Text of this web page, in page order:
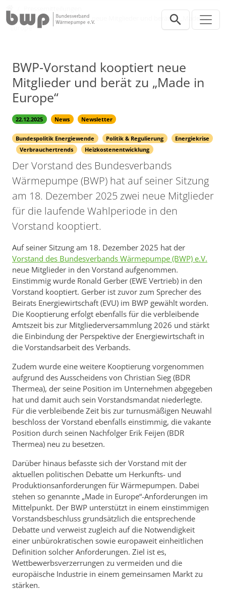
BWP-Vorstand kooptiert neue Mitglieder und berät zu „Made in
Europe“
BWP-Vorstand kooptiert neue
Mitglieder und berät zu „Made in
Europe“
22.12.2025 News Newsletter
Bundespolitik Energiewende Politik & Regulierung
Energiekrise
Verbrauchertrends
Heizkostenentwicklung
Der Vorstand des Bundesverbands
Wärmepumpe (BWP) hat auf seiner Sitzung
am 18. Dezember 2025 zwei neue Mitglieder
für die laufende Wahlperiode in den
Vorstand kooptiert.
Auf seiner Sitzung am 18. Dezember 2025 hat der
Vorstand des Bundesverbands Wärmepumpe (BWP) e.V.
neue Mitglieder in den Vorstand aufgenommen.
Einstimmig wurde Ronald Gerber (EWE Vertrieb) in den
Vorstand kooptiert. Gerber ist zuvor zum Sprecher des
Beirats Energiewirtschaft (EVU) im BWP gewählt worden.
Die Kooptierung erfolgt ebenfalls für die verbleibende
Amtszeit bis zur Mitgliederversammlung 2026 und stärkt
die Einbindung der Perspektive der Energiewirtschaft in
die Vorstandsarbeit des Verbands.
Zudem wurde eine weitere Kooptierung vorgenommen
aufgrund des Ausscheidens von Christian Sieg (BDR
Thermea), der seine Position im Unternehmen abgegeben
hat und damit auch sein Vorstandsmandat niederlegte.
Für die verbleibende Zeit bis zur turnusmäßigen Neuwahl
beschloss der Vorstand ebenfalls einstimmig, die vakante
Position durch seinen Nachfolger Erik Feijen (BDR
Thermea) neu zu besetzen.
Darüber hinaus befasste sich der Vorstand mit der
aktuellen politischen Debatte um Herkunfts- und
Produktionsanforderungen für Wärmepumpen. Dabei
stehen so genannte „Made in Europe“-Anforderungen im
Mittelpunkt. Der BWP unterstützt in einem einstimmigen
Vorstandsbeschluss grundsätzlich die entsprechende
Debatte und verweist zugleich auf die Notwendigkeit
einer unbürokratischen sowie europaweit einheitlichen
Definition solcher Anforderungen. Ziel ist es,
Wettbewerbsverzerrungen zu vermeiden und die
europäische Industrie in einem gemeinsamen Markt zu
stärken.